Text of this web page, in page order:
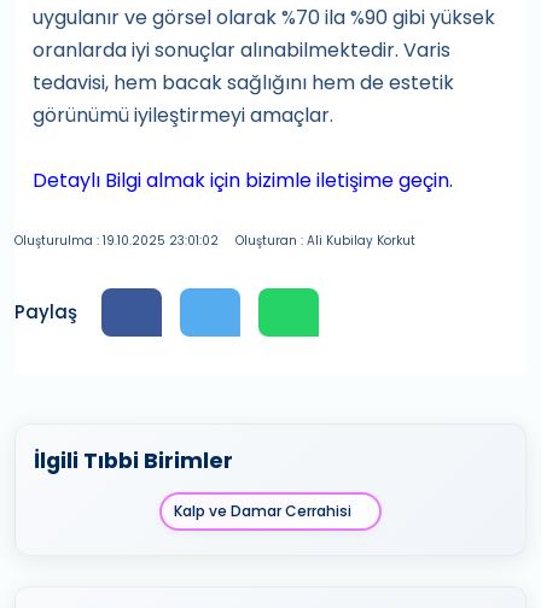
uygulanır ve görsel olarak %70 ila %90 gibi yüksek
oranlarda iyi sonuçlar alınabilmektedir. Varis
tedavisi, hem bacak sağlığını hem de estetik
görünümü iyileştirmeyi amaçlar.
Detaylı Bilgi almak için bizimle iletişime geçin.
Oluşturulma : 19.10.2025 23:01:02 Oluşturan : Ali Kubilay Korkut
Paylaş
İlgili Tıbbi Birimler
Kalp ve Damar Cerrahisi